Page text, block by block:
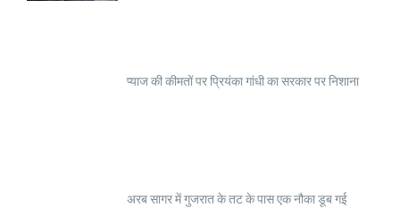
प्याज की कीमतों पर प्रियंका गांधी का सरकार पर निशाना
अरब सागर में गुजरात के तट के पास एक नौका डूब गई